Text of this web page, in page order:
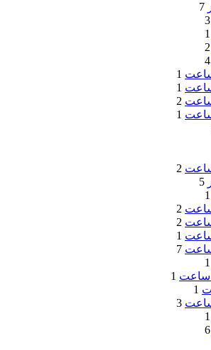
7
3
1
2
4
1
1
2
1
2
5
1
2
2
1
7
1
1
1
3
1
6